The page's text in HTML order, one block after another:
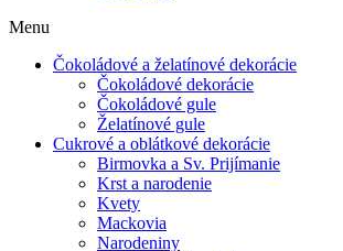
Menu
Čokoládové a želatínové dekorácie
Čokoládové dekorácie
Čokoládové gule
Želatínové gule
Cukrové a oblátkové dekorácie
Birmovka a Sv. Prijímanie
Krst a narodenie
Kvety
Mackovia
Narodeniny